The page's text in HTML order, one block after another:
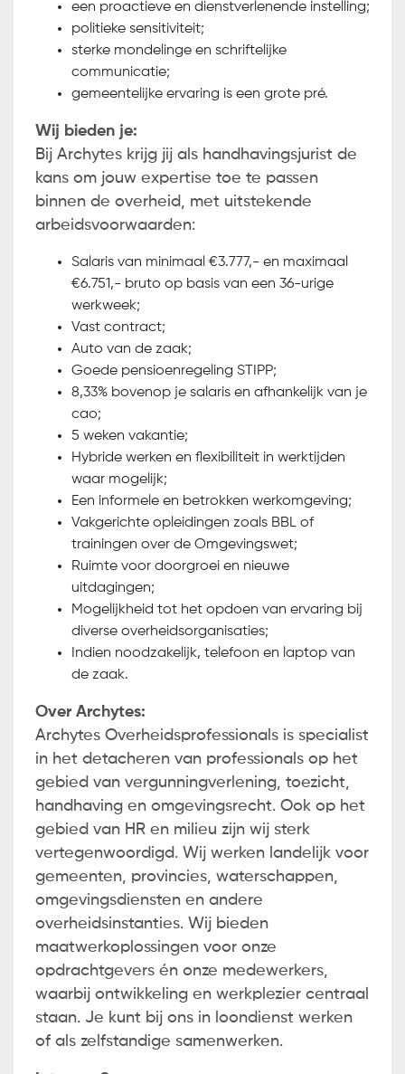
een proactieve en dienstverlenende instelling;
politieke sensitiviteit;
sterke mondelinge en schriftelijke
communicatie;
gemeentelijke ervaring is een grote pré.
Wij bieden je:
Bij Archytes krijg jij als handhavingsjurist de
kans om jouw expertise toe te passen
binnen de overheid, met uitstekende
arbeidsvoorwaarden:
Salaris van minimaal €3.777,- en maximaal
€6.751,- bruto op basis van een 36-urige
werkweek;
Vast contract;
Auto van de zaak;
Goede pensioenregeling STIPP;
8,33% bovenop je salaris en afhankelijk van je
cao;
5 weken vakantie;
Hybride werken en flexibiliteit in werktijden
waar mogelijk;
Een informele en betrokken werkomgeving;
Vakgerichte opleidingen zoals BBL of
trainingen over de Omgevingswet;
Ruimte voor doorgroei en nieuwe
uitdagingen;
Mogelijkheid tot het opdoen van ervaring bij
diverse overheidsorganisaties;
Indien noodzakelijk, telefoon en laptop van
de zaak.
Over Archytes:
Archytes Overheidsprofessionals is specialist
in het detacheren van professionals op het
gebied van vergunningverlening, toezicht,
handhaving en omgevingsrecht. Ook op het
gebied van HR en milieu zijn wij sterk
vertegenwoordigd. Wij werken landelijk voor
gemeenten, provincies, waterschappen,
omgevingsdiensten en andere
overheidsinstanties. Wij bieden
maatwerkoplossingen voor onze
opdrachtgevers én onze medewerkers,
waarbij ontwikkeling en werkplezier centraal
staan. Je kunt bij ons in loondienst werken
of als zelfstandige samenwerken.